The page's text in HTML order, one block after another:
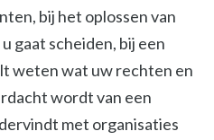
bij het oplossen van
gaat scheiden, bij een
weten wat uw rechten en
wordt van een
met organisaties